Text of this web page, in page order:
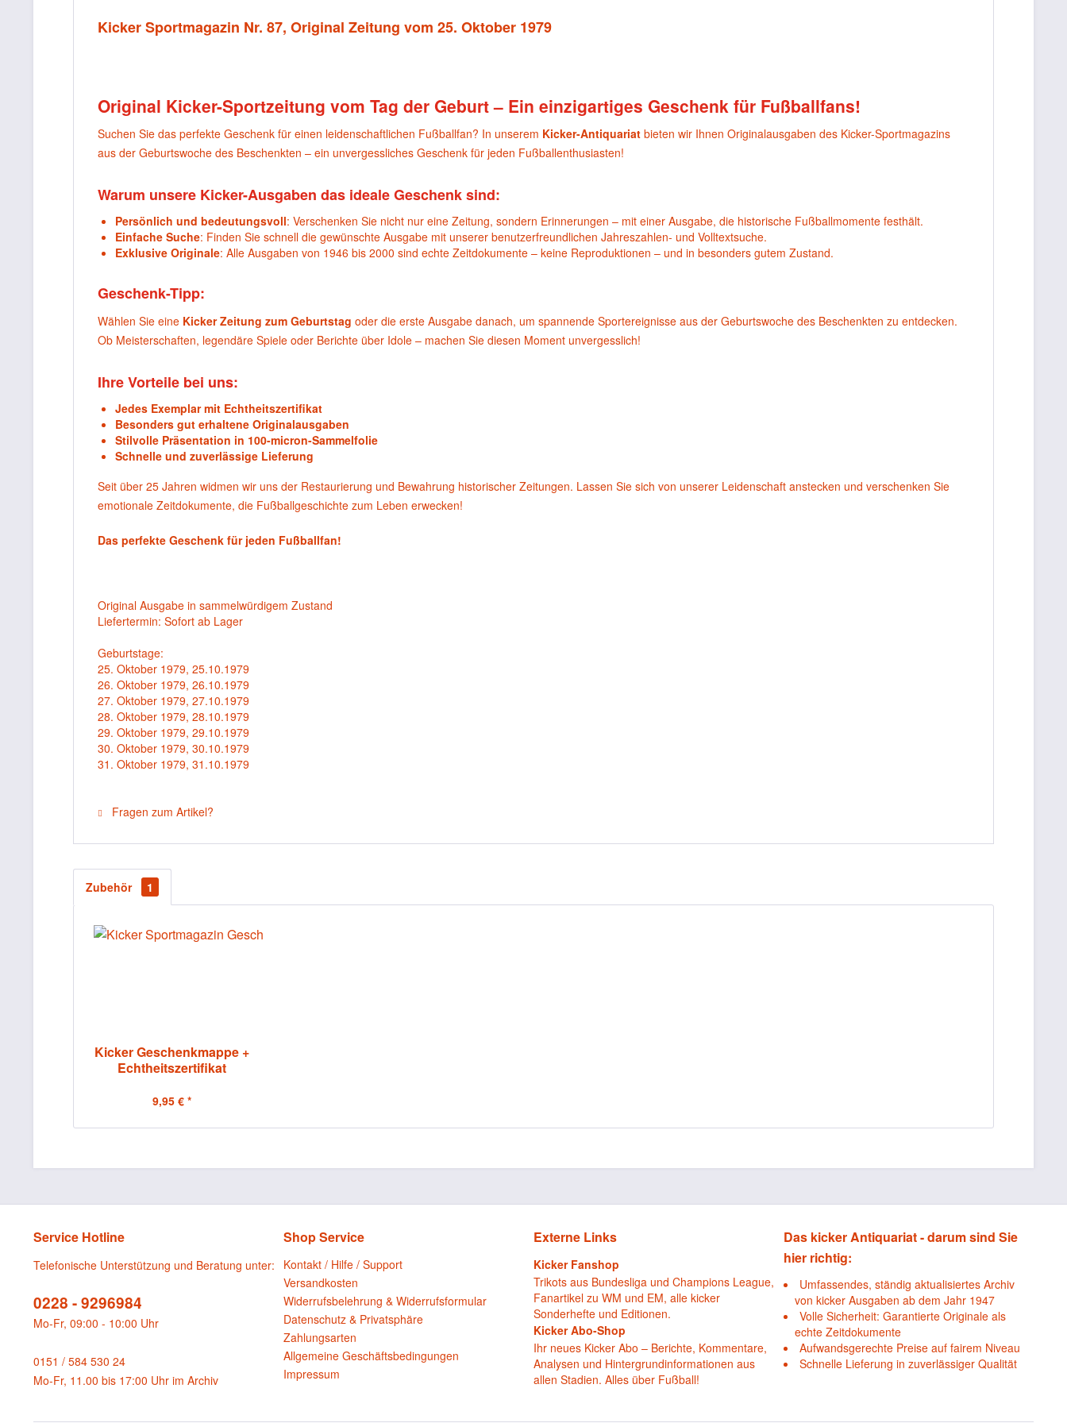
Kicker Sportmagazin Nr. 87, Original Zeitung vom 25. Oktober 1979
Original Kicker-Sportzeitung vom Tag der Geburt – Ein einzigartiges Geschenk für Fußballfans!
Suchen Sie das perfekte Geschenk für einen leidenschaftlichen Fußballfan? In unserem Kicker-Antiquariat bieten wir Ihnen Originalausgaben des Kicker-Sportmagazins
aus der Geburtswoche des Beschenkten – ein unvergessliches Geschenk für jeden Fußballenthusiasten!
Warum unsere Kicker-Ausgaben das ideale Geschenk sind:
Persönlich und bedeutungsvoll: Verschenken Sie nicht nur eine Zeitung, sondern Erinnerungen – mit einer Ausgabe, die historische Fußballmomente festhält.
Einfache Suche: Finden Sie schnell die gewünschte Ausgabe mit unserer benutzerfreundlichen Jahreszahlen- und Volltextsuche.
Exklusive Originale: Alle Ausgaben von 1946 bis 2000 sind echte Zeitdokumente – keine Reproduktionen – und in besonders gutem Zustand.
Geschenk-Tipp:
Wählen Sie eine Kicker Zeitung zum Geburtstag oder die erste Ausgabe danach, um spannende Sportereignisse aus der Geburtswoche des Beschenkten zu entdecken.
Ob Meisterschaften, legendäre Spiele oder Berichte über Idole – machen Sie diesen Moment unvergesslich!
Ihre Vorteile bei uns:
Jedes Exemplar mit Echtheitszertifikat
Besonders gut erhaltene Originalausgaben
Stilvolle Präsentation in 100-micron-Sammelfolie
Schnelle und zuverlässige Lieferung
Seit über 25 Jahren widmen wir uns der Restaurierung und Bewahrung historischer Zeitungen. Lassen Sie sich von unserer Leidenschaft anstecken und verschenken Sie
emotionale Zeitdokumente, die Fußballgeschichte zum Leben erwecken!
Das perfekte Geschenk für jeden Fußballfan!
Original Ausgabe in sammelwürdigem Zustand
Liefertermin: Sofort ab Lager
Geburtstage:
25. Oktober 1979, 25.10.1979
26. Oktober 1979, 26.10.1979
27. Oktober 1979, 27.10.1979
28. Oktober 1979, 28.10.1979
29. Oktober 1979, 29.10.1979
30. Oktober 1979, 30.10.1979
31. Oktober 1979, 31.10.1979
Fragen zum Artikel?
Zubehör 1
Kicker Geschenkmappe +
Echtheitszertifikat
9,95 € *
Service Hotline
Telefonische Unterstützung und Beratung unter:
0228 - 9296984
Mo-Fr, 09:00 - 10:00 Uhr
0151 / 584 530 24
Mo-Fr, 11.00 bis 17:00 Uhr im Archiv
Shop Service
Kontakt / Hilfe / Support
Versandkosten
Widerrufsbelehrung & Widerrufsformular
Datenschutz & Privatsphäre
Zahlungsarten
Allgemeine Geschäftsbedingungen
Impressum
Externe Links
Kicker Fanshop
Trikots aus Bundesliga und Champions League,
Fanartikel zu WM und EM, alle kicker
Sonderhefte und Editionen.
Kicker Abo-Shop
Ihr neues Kicker Abo – Berichte, Kommentare,
Analysen und Hintergrundinformationen aus
allen Stadien. Alles über Fußball!
Das kicker Antiquariat - darum sind Sie
hier richtig:
Umfassendes, ständig aktualisiertes Archiv
von kicker Ausgaben ab dem Jahr 1947
Volle Sicherheit: Garantierte Originale als
echte Zeitdokumente
Aufwandsgerechte Preise auf fairem Niveau
Schnelle Lieferung in zuverlässiger Qualität